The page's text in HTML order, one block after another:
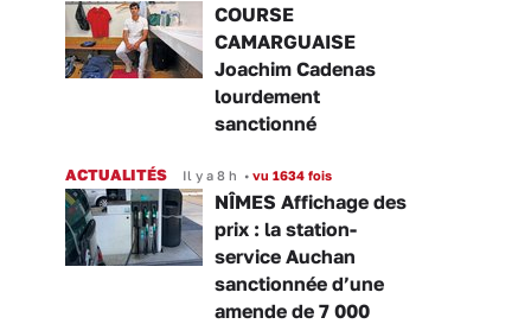
COURSE
CAMARGUAISE
Joachim Cadenas
lourdement
sanctionné
ACTUALITÉS Il y a 8 h • vu 1634 fois
NÎMES Affichage des
prix : la station-
service Auchan
sanctionnée d’une
amende de 7 000